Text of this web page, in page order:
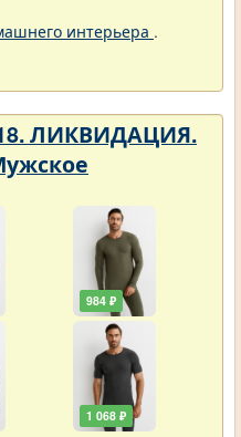
интерьера .
ЛИКВИДАЦИЯ.
984 ₽
1 068 ₽